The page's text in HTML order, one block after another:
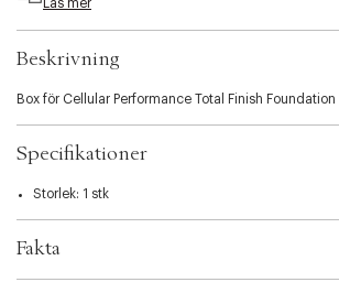
i
t
.
v
a
r
t
i
n
Läs mer
Beskrivning
Box för Cellular Performance Total Finish Foundation
Specifikationer
Storlek: 1 stk
Fakta